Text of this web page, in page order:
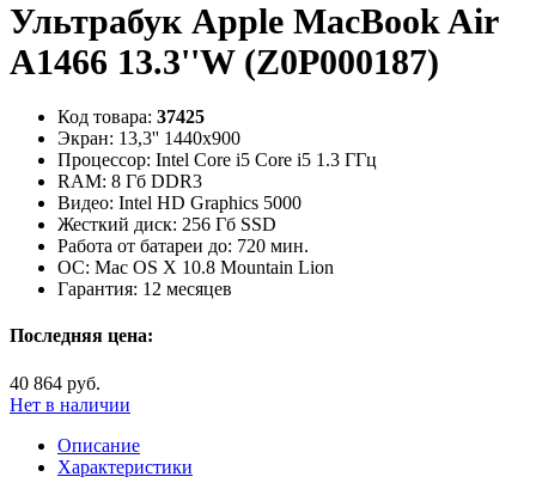
Ультрабук Apple MacBook Air
A1466 13.3''W (Z0P000187)
Код товара: 37425
Экран: 13,3'' 1440x900
Процессор: Intel Core i5 Core i5 1.3 ГГц
RAM: 8 Гб DDR3
Видео: Intel HD Graphics 5000
Жесткий диск: 256 Гб SSD
Работа от батареи до: 720 мин.
ОС: Mac OS X 10.8 Mountain Lion
Гарантия: 12 месяцев
Последняя цена:
40 864 руб.
Нет в наличии
Описание
Характеристики